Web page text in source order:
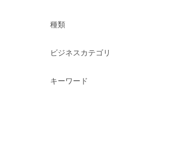
種類
ビジネスカテゴリ
キーワード